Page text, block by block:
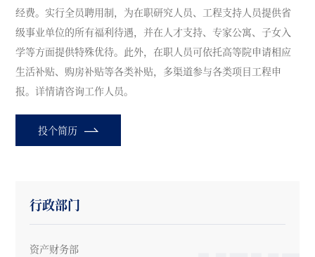
经费。实行全员聘用制，为在职研究人员、工程支持人员提供省
级事业单位的所有福利待遇，并在人才支持、专家公寓、子女入
学等方面提供特殊优待。此外，在职人员可依托高等院申请相应
生活补贴、购房补贴等各类补贴，多渠道参与各类项目工程申
报。详情请咨询工作人员。
投个简历
行政部门
资产财务部